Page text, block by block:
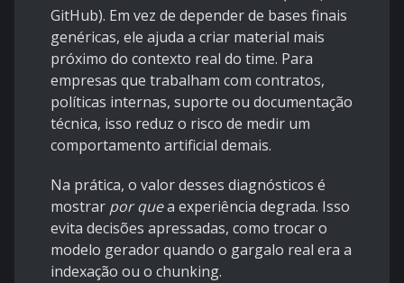
GitHub). Em vez de depender de bases finais
genéricas, ele ajuda a criar material mais
próximo do contexto real do time. Para
empresas que trabalham com contratos,
políticas internas, suporte ou documentação
técnica, isso reduz o risco de medir um
comportamento artificial demais.
Na prática, o valor desses diagnósticos é
mostrar por quea experiência degrada. Isso
evita decisões apressadas, como trocar o
modelo gerador quando o gargalo real era a
indexação ou o chunking.